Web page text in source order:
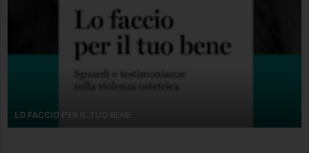
LO FACCIO PER IL TUO BENE